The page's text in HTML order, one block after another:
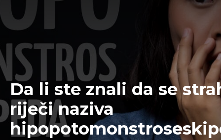
Da li ste znali da se
riječi naziva